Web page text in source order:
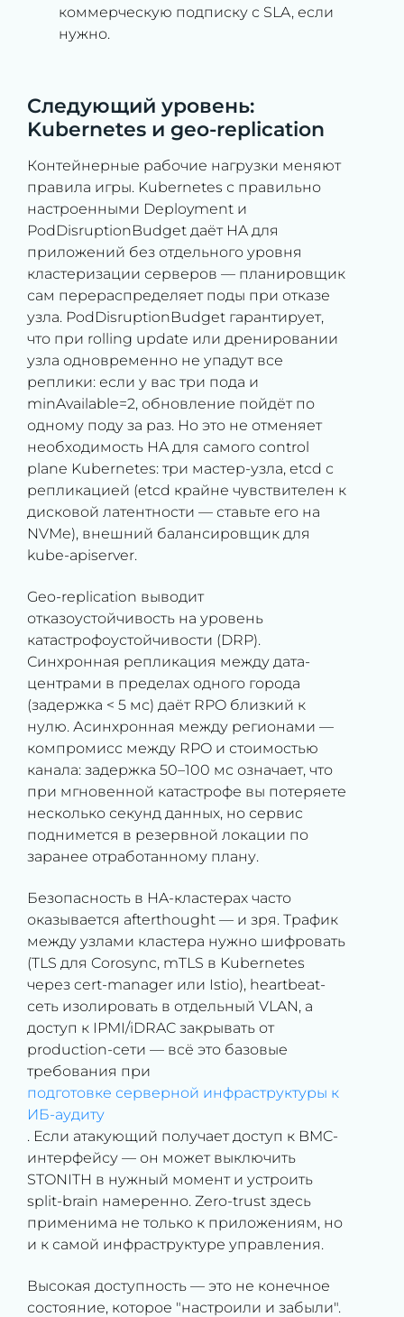
коммерческую подписку с SLA, если
нужно.
Следующий уровень:
Kubernetes и geo-replication
Контейнерные рабочие нагрузки меняют
правила игры. Kubernetes с правильно
настроенными Deployment и
PodDisruptionBudget даёт HA для
приложений без отдельного уровня
кластеризации серверов — планировщик
сам перераспределяет поды при отказе
узла. PodDisruptionBudget гарантирует,
что при rolling update или дренировании
узла одновременно не упадут все
реплики: если у вас три пода и
minAvailable=2, обновление пойдёт по
одному поду за раз. Но это не отменяет
необходимость HA для самого control
plane Kubernetes: три мастер-узла, etcd с
репликацией (etcd крайне чувствителен к
дисковой латентности — ставьте его на
NVMe), внешний балансировщик для
kube-apiserver.
Geo-replication выводит
отказоустойчивость на уровень
катастрофоустойчивости (DRP).
Синхронная репликация между дата-
центрами в пределах одного города
(задержка < 5 мс) даёт RPO близкий к
нулю. Асинхронная между регионами —
компромисс между RPO и стоимостью
канала: задержка 50–100 мс означает, что
при мгновенной катастрофе вы потеряете
несколько секунд данных, но сервис
поднимется в резервной локации по
заранее отработанному плану.
Безопасность в HA-кластерах часто
оказывается afterthought — и зря. Трафик
между узлами кластера нужно шифровать
(TLS для Corosync, mTLS в Kubernetes
через cert-manager или Istio), heartbeat-
сеть изолировать в отдельный VLAN, а
доступ к IPMI/iDRAC закрывать от
production-сети — всё это базовые
требования при
подготовке серверной инфраструктуры к
ИБ-аудиту
. Если атакующий получает доступ к BMC-
интерфейсу — он может выключить
STONITH в нужный момент и устроить
split-brain намеренно. Zero-trust здесь
применима не только к приложениям, но
и к самой инфраструктуре управления.
Высокая доступность — это не конечное
состояние, которое "настроили и забыли".